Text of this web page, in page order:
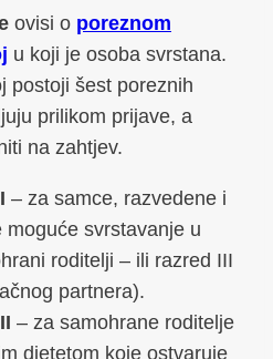
ovisi o poreznom
u koji je osoba svrstana.
postoji šest poreznih
prilikom prijave, a
na zahtjev.
– za samce, razvedene i
moguće svrstavanje u
roditelji – ili razred III
partnera).
– za samohrane roditelje
djetetom koje ostvaruje